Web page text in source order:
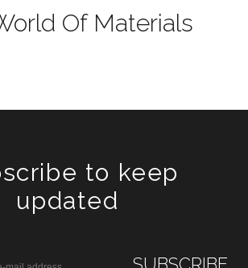
Of Materials
to keep
updated